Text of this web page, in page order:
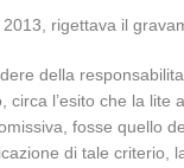
rigettava il
della
l’esito che la lite
fosse quello
di tale criterio,